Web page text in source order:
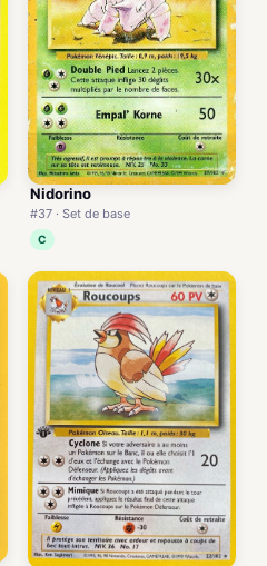
Nidorino
#37 · Set de base
C